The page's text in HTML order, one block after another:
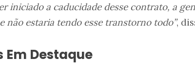
iniciado a caducidade desse contrato, a
não estaria tendo esse transtorno todo”,
Em Destaque